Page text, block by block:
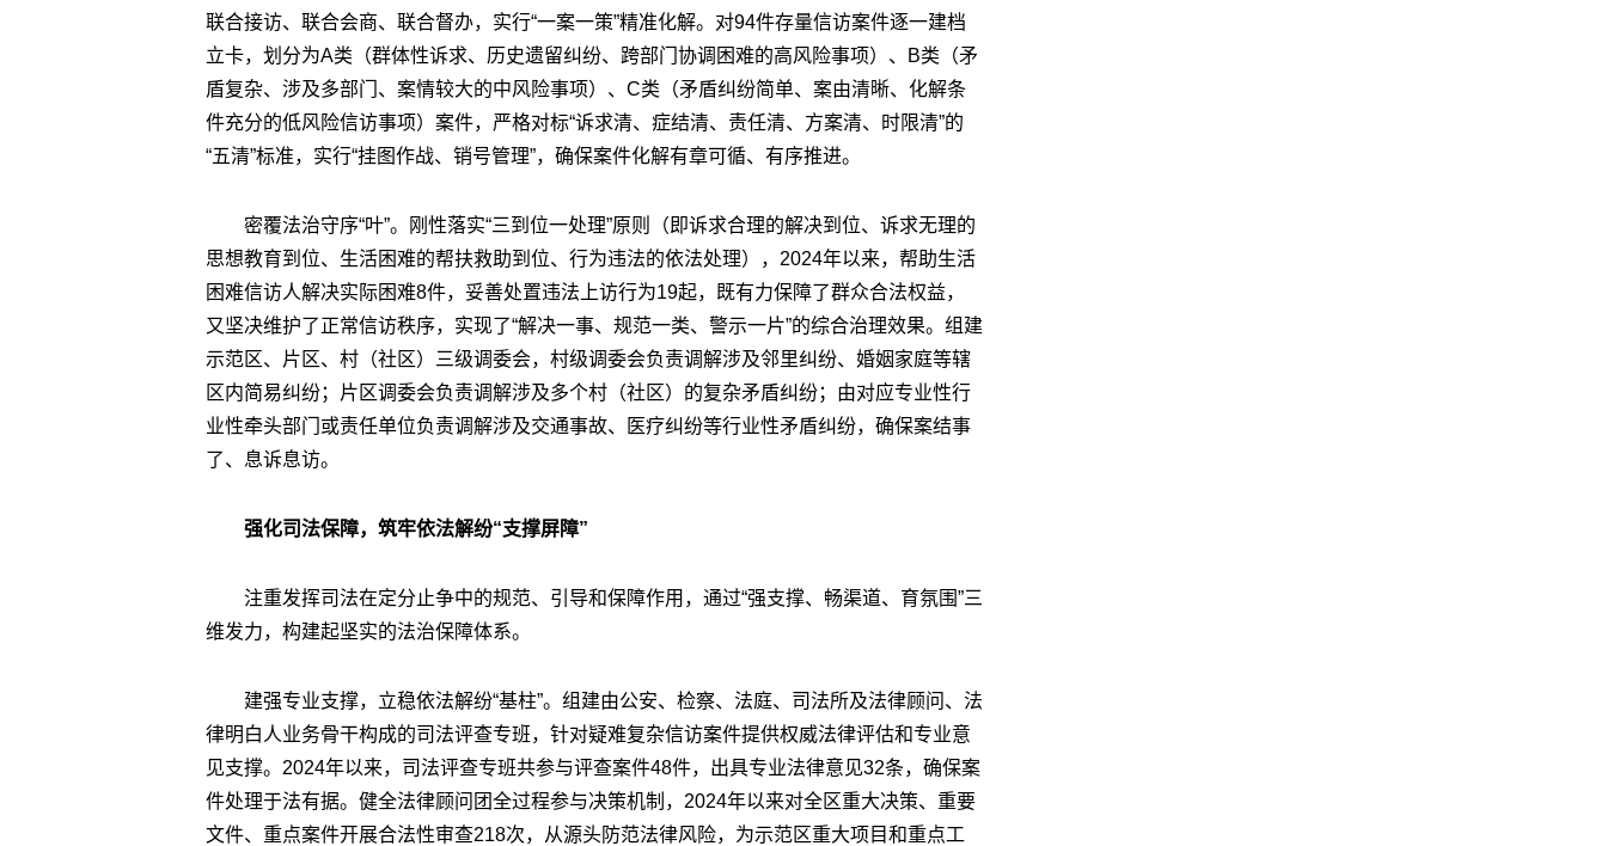
联合接访、联合会商、联合督办，实行“一案一策”精准化解。对94件存量信访案件逐一建档
立卡，划分为A类（群体性诉求、历史遗留纠纷、跨部门协调困难的高风险事项）、B类（矛
盾复杂、涉及多部门、案情较大的中风险事项）、C类（矛盾纠纷简单、案由清晰、化解条
件充分的低风险信访事项）案件，严格对标“诉求清、症结清、责任清、方案清、时限清”的
“五清”标准，实行“挂图作战、销号管理”，确保案件化解有章可循、有序推进。
密覆法治守序“叶”。刚性落实“三到位一处理”原则（即诉求合理的解决到位、诉求无理的
思想教育到位、生活困难的帮扶救助到位、行为违法的依法处理），2024年以来，帮助生活
困难信访人解决实际困难8件，妥善处置违法上访行为19起，既有力保障了群众合法权益，
又坚决维护了正常信访秩序，实现了“解决一事、规范一类、警示一片”的综合治理效果。组建
示范区、片区、村（社区）三级调委会，村级调委会负责调解涉及邻里纠纷、婚姻家庭等辖
区内简易纠纷；片区调委会负责调解涉及多个村（社区）的复杂矛盾纠纷；由对应专业性行
业性牵头部门或责任单位负责调解涉及交通事故、医疗纠纷等行业性矛盾纠纷，确保案结事
了、息诉息访。
强化司法保障，筑牢依法解纷“支撑屏障”
注重发挥司法在定分止争中的规范、引导和保障作用，通过“强支撑、畅渠道、育氛围”三
维发力，构建起坚实的法治保障体系。
建强专业支撑，立稳依法解纷“基柱”。组建由公安、检察、法庭、司法所及法律顾问、法
律明白人业务骨干构成的司法评查专班，针对疑难复杂信访案件提供权威法律评估和专业意
见支撑。2024年以来，司法评查专班共参与评查案件48件，出具专业法律意见32条，确保案
件处理于法有据。健全法律顾问团全过程参与决策机制，2024年以来对全区重大决策、重要
文件、重点案件开展合法性审查218次，从源头防范法律风险，为示范区重大项目和重点工